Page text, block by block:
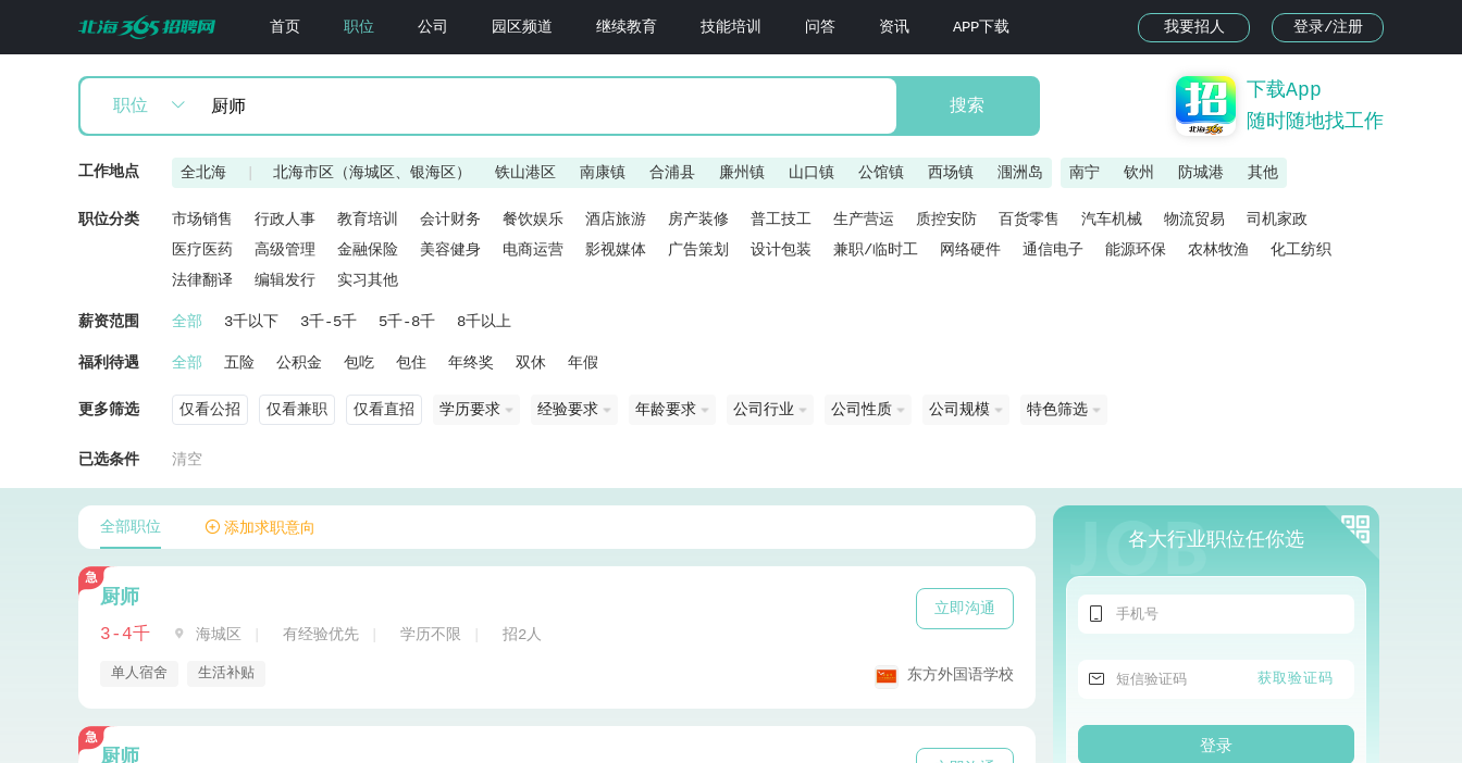
首页 职位 公司 园区频道 继续教育 技能培训 问答 资讯 APP下载 我要招人 登录/注册
职位 搜索
下载App
随时随地找工作
工作地点 全北海 北海市区（海城区、银海区） 铁山港区 南康镇 合浦县 廉州镇 山口镇 公馆镇 西场镇 涠洲岛 南宁 钦州 防城港 其他
职位分类 市场销售 行政人事 教育培训 会计财务 餐饮娱乐 酒店旅游 房产装修 普工技工 生产营运 质控安防 百货零售 汽车机械 物流贸易
司机家政
医疗医药
高级管理 金融保险 美容健身 电商运营 影视媒体 广告策划 设计包装 兼职/临时工 网络硬件 通信电子 能源环保 农林牧渔
化工纺织
法律翻译
编辑发行 实习其他
薪资范围 全部 3千以下 3千-5千 5千-8千 8千以上
福利待遇 全部 五险 公积金 包吃 包住 年终奖 双休 年假
更多筛选 仅看公招 仅看兼职 仅看直招 学历要求 经验要求 年龄要求 公司行业 公司性质 公司规模 特色筛选
已选条件 清空
全部职位  添加求职意向
厨师
3-4千  海城区 有经验优先 学历不限 招2人
单人宿舍 生活补贴
立即沟通
东方外国语学校
厨师
各大行业职位任你选

 获取验证码
登录